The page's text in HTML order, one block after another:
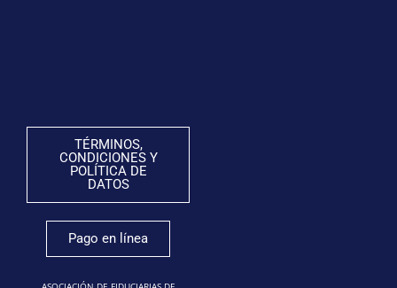
TÉRMINOS,
CONDICIONES Y
POLÍTICA DE
DATOS
Pago en línea